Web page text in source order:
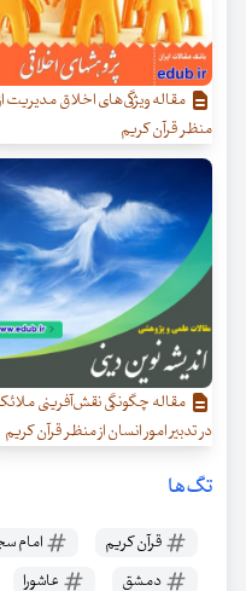
مقاله ویژگی‌های اخلاق مدیریت
منظر قرآن کریم
مقاله چگونگی نقش‌آفرینی
در تدبیر امور انسان از منظر قرآن کریم
تگ‌ها
قرآن کریم امام
دمشق
عاشورا